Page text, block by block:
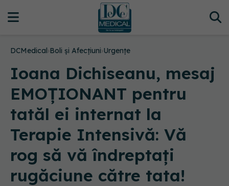
DCMedical›Boli și Afecțiuni›Urgențe
Ioana Dichiseanu, mesaj
EMOȚIONANT pentru
tatăl ei internat la
Terapie Intensivă: Vă
rog să vă îndreptați
rugăciune către tata!